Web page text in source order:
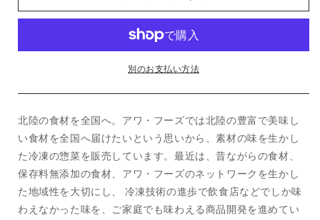
ッ
の
減
ら
す
ッ
の
増
や
す
別のお支払い方法
北陸の食材を全国へ。アワ・フーズでは北陸の豊富で美味し
い食材を全国へ届けたいという思いから、素材の味を生かし
た冷凍の惣菜を販売しています。最近は、昔ながらの食材、
保存料無添加の食材、アワ・フーズのネットワークを生かし
た地域性を大切にし、 冷凍技術の進歩で飲食店などでしか味
わえなかった味を、ご家庭でも味わえる商品開発を進めてい